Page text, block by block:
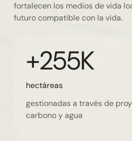
fortalecen los medios de vida
futuro compatible con la vida.
+255K
hectáreas
gestionadas a través de
carbono y agua